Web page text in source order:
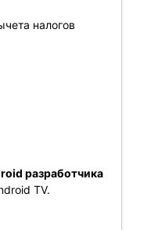
налогов
разработчика
TV.